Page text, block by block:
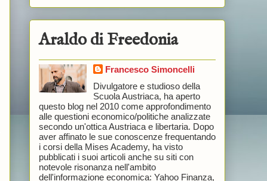
Araldo di Freedonia
Francesco Simoncelli
Divulgatore e studioso della
Scuola Austriaca, ha aperto
questo blog nel 2010 come approfondimento
alle questioni economico/politiche analizzate
secondo un'ottica Austriaca e libertaria. Dopo
aver affinato le sue conoscenze frequentando
i corsi della Mises Academy, ha visto
pubblicati i suoi articoli anche su siti con
notevole risonanza nell'ambito
dell'informazione economica: Yahoo Finanza,